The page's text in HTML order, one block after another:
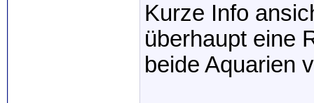
Kurze Info
überhaupt eine
beide Aquarien